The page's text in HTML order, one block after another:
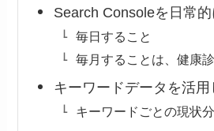
Search Consoleを日常
毎日すること
毎月することは、健康
キーワードデータを活
キーワードごとの現状